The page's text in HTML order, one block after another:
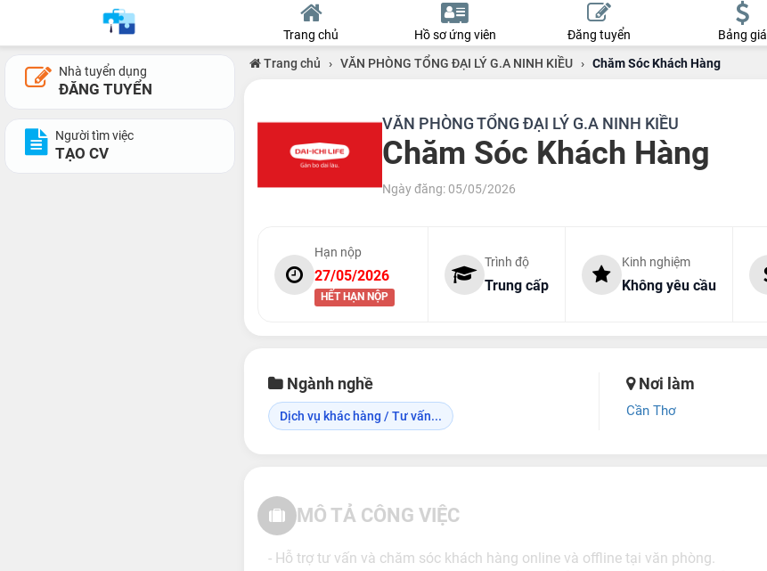
Trang chủ Hồ sơ ứng viên Đăng tuyển Bảng giá
Nhà tuyển dụng
ĐĂNG TUYỂN
Người tìm việc
TẠO CV
Trang chủ › VĂN PHÒNG TỔNG ĐẠI LÝ G.A NINH KIỀU › Chăm Sóc Khách Hàng
VĂN PHÒNG TỔNG ĐẠI LÝ G.A NINH KIỀU
Chăm Sóc Khách Hàng
Ngày đăng: 05/05/2026
Hạn nộp
27/05/2026
HẾT HẠN NỘP
Trình độ
Trung cấp
Kinh nghiệm
Không yêu cầu
Ngành nghề
Dịch vụ khác hàng / Tư vấn...
Nơi làm
Cần Thơ
MÔ TẢ CÔNG VIỆC
- Hỗ trợ tư vấn và chăm sóc khách hàng online và offline tại văn phòng.